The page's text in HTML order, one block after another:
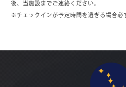
後、当施設までご連絡ください。
※チェックインが予定時間を過ぎる場合必